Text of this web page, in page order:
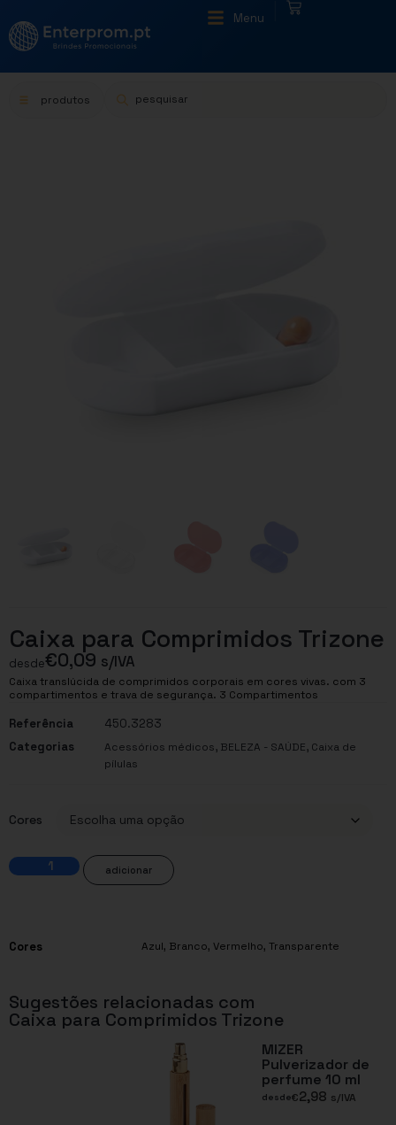
Menu
produtos
Caixa para Comprimidos Trizone
desde€0,09 s/IVA
Caixa translúcida de comprimidos corporais em cores vivas. com 3
compartimentos e trava de segurança. 3 Compartimentos
Referência
450.3283
Categorias
Acessórios médicos, BELEZA - SAÚDE, Caixa de
pílulas
Cores
adicionar
Cores Azul, Branco, Vermelho, Transparente
Sugestões relacionadas com
Caixa para Comprimidos Trizone
MIZER
Pulverizador de
perfume 10 ml
desde€2,98 s/IVA